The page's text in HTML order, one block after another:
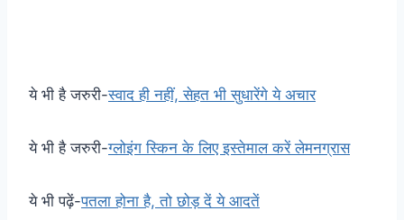
ये भी है जरुरी-स्वाद ही नहीं, सेहत भी सुधारेंगे ये अचार
ये भी है जरुरी-ग्लोइंग स्किन के लिए इस्तेमाल करें लेमनग्रास
ये भी पढ़ें-पतला होना है, तो छोड़ दें ये आदतें